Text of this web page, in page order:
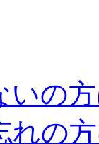
いの
れの